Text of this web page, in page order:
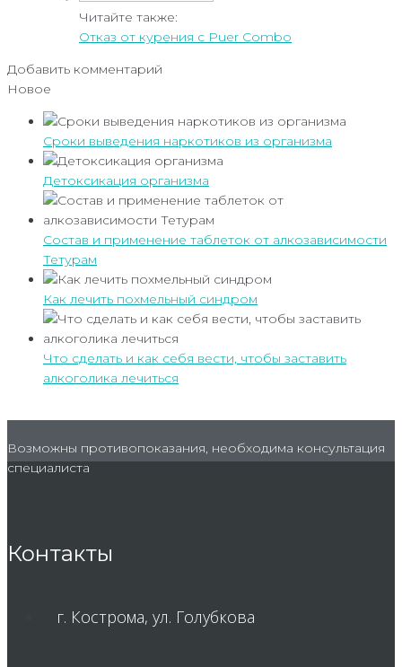
Читайте также:
Отказ от курения с Puer Combo
Добавить комментарий
Новое
Сроки выведения наркотиков из организма
Детоксикация организма
Состав и применение таблеток от алкозависимости
Тетурам
Как лечить похмельный синдром
Что сделать и как себя вести, чтобы заставить
алкоголика лечиться
Возможны противопоказания, необходима консультация
специалиста
Контакты
г. Кострома, ул. Голубкова